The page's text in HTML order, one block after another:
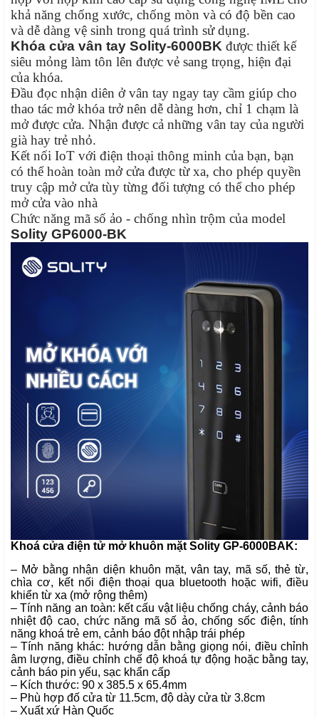
khả năng chống xước, chống mòn và có độ bền cao
và dễ dàng vệ sinh trong quá trình sử dụng.
Khóa cửa vân tay Solity-6000BK được thiết kế
siêu mỏng làm tôn lên được vẻ sang trọng, hiện đại
của khóa.
Đầu đọc nhận diên ở vân tay ngay tay cầm giúp cho
thao tác mở khóa trở nên dễ dàng hơn, chỉ 1 chạm là
mở được cửa. Nhận được cả những vân tay của người
già hay trẻ nhỏ.
Kết nối IoT với điện thoại thông minh của bạn, bạn
có thể hoàn toàn mở cửa được từ xa, cho phép quyền
truy cập mở cửa tùy từng đối tượng có thể cho phép
mở cửa vào nhà
Chức năng mã số ảo - chống nhìn trộm của model
Solity GP6000-BK
Khoá cửa điện tử mở khuôn mặt Solity GP-6000BAK:
– Mở bằng nhận diện khuôn mặt, vân tay, mã số, thẻ từ,
chìa cơ, kết nối điện thoại qua bluetooth hoặc wifi, điều
khiển từ xa (mở rộng thêm)
– Tính năng an toàn: kết cấu vật liệu chống cháy, cảnh báo
nhiệt độ cao, chức năng mã số ảo, chống sốc điện, tính
năng khoá trẻ em, cảnh báo đột nhập trái phép
– Tính năng khác: hướng dẫn bằng giọng nói, điều chỉnh
âm lượng, điều chỉnh chế độ khoá tự động hoặc bằng tay,
cảnh báo pin yếu, sạc khẩn cấp
– Kích thước: 90 x 385.5 x 65.4mm
– Phù hợp đố cửa từ 11.5cm, độ dày cửa từ 3.8cm
– Xuất xứ Hàn Quốc